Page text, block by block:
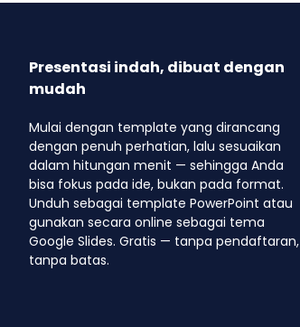
Presentasi indah, dibuat dengan
mudah
Mulai dengan template yang dirancang
dengan penuh perhatian, lalu sesuaikan
dalam hitungan menit — sehingga Anda
bisa fokus pada ide, bukan pada format.
Unduh sebagai template PowerPoint atau
gunakan secara online sebagai tema
Google Slides. Gratis — tanpa pendaftaran,
tanpa batas.